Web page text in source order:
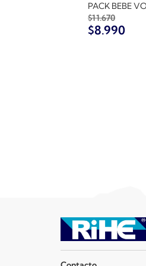
PACK BEBE
$11.670
$8.990